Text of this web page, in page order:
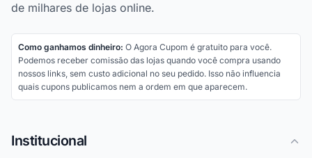
de milhares de lojas online.
Como ganhamos dinheiro: O Agora Cupom é gratuito para você.
Podemos receber comissão das lojas quando você compra usando
nossos links, sem custo adicional no seu pedido. Isso não influencia
quais cupons publicamos nem a ordem em que aparecem.
Institucional